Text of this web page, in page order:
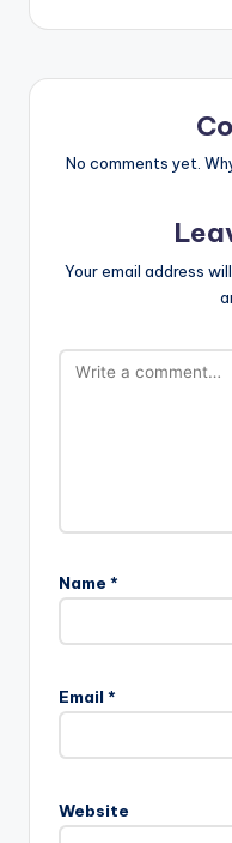
No comments yet.
Your email address
Name *
Email *
Website